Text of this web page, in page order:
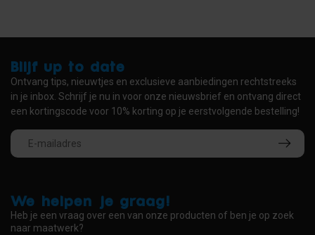
We helpen je graag!
Heb je een vraag over een van onze producten of ben je op zoek
naar maatwerk?
Blijf up to date
Ontvang tips, nieuwtjes en exclusieve aanbiedingen rechtstreeks
in je inbox. Schrijf je nu in voor onze nieuwsbrief en ontvang direct
een kortingscode voor 10% korting op je eerstvolgende bestelling!